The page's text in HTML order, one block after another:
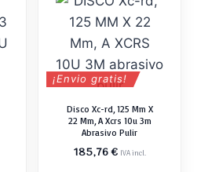
¡Envio gratis!
Disco Xc-rd, 125 Mm X
22 Mm, A Xcrs 10u 3m
Abrasivo Pulir
185,76€ IVA incl.